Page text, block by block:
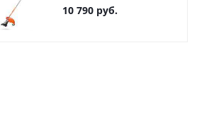
10 790руб.